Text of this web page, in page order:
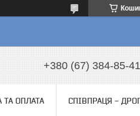
+380 (67) 384-85-41
ТА ОПЛАТА СПІВПРАЦЯ -